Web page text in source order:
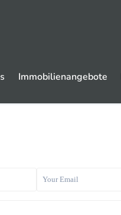
Immobilienangebote